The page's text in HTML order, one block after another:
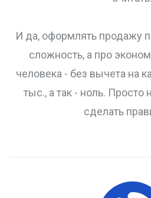
И да, оформлять продажу
сложность, а про
человека - без вычета на
тыс., а так - ноль. Просто
сделать